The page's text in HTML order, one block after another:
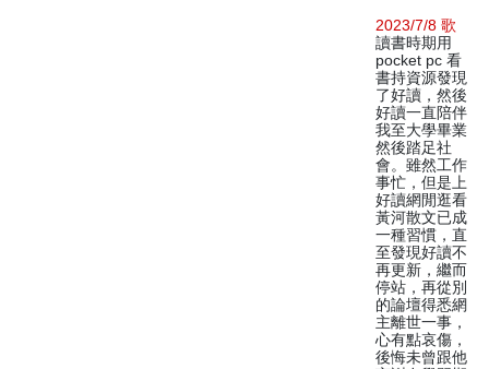
2023/7/8 歌
讀書時期用
pocket pc 看
書持資源發現
了好讀，然後
好讀一直陪伴
我至大學畢業
然後踏足社
會。雖然工作
事忙，但是上
好讀網閒逛看
黃河散文已成
一種習慣，直
至發現好讀不
再更新，繼而
停站，再從別
的論壇得悉網
主離世一事，
心有點哀傷，
後悔未曾跟他